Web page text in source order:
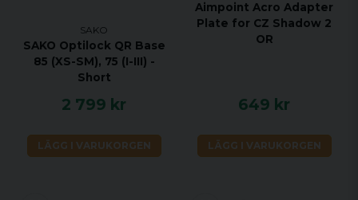
SAKO
SAKO Optilock QR Base
85 (XS-SM), 75 (I-III) -
Short
2 799 kr
LÄGG I VARUKORGEN
Aimpoint Acro Adapter
Plate for CZ Shadow 2
OR
649 kr
LÄGG I VARUKORGEN